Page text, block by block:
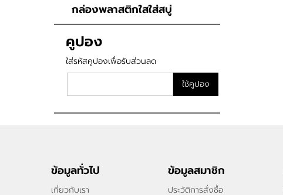
กล่องพลาสติกใสใส่สบู่
คูปอง
ใส่รหัสคูปองเพื่อรับส่วนลด
ใช้คูปอง
ข้อมูลทั่วไป
เกี่ยวกับเรา
ข้อมูลสมาชิก
ประวัติการสั่งซื้อ